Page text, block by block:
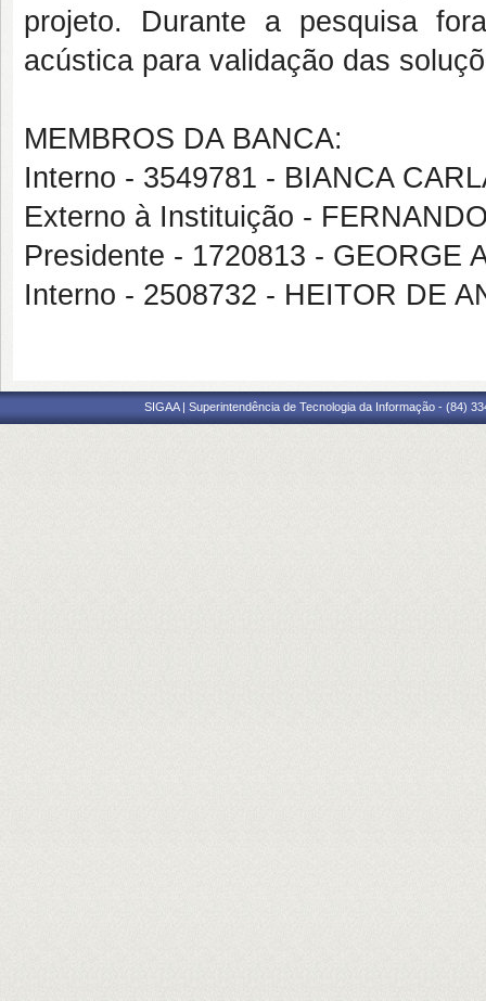
projeto. Durante a pesquisa
acústica para validação das
MEMBROS DA BANCA:
Interno - 3549781 - BIANCA
Externo à Instituição -
Presidente - 1720813 - GEORGE
Interno - 2508732 - HEITOR DE
SIGAA | Superintendência de Tecnologia da Informação - (84)